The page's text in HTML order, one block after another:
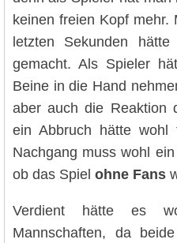
keinen freien Kopf mehr.
letzten Sekunden
gemacht. Als Spieler
Beine in die Hand
aber auch die Reaktion
ein Abbruch hätte wohl
Nachgang muss wohl
ob das Spiel ohne Fans
Verdient hätte es
Mannschaften, da